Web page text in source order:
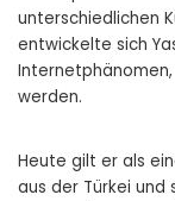
unterschiedlichen
entwickelte sich
werden.
Heute gilt er als
aus der Türkei